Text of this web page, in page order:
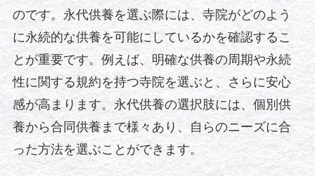
のです。永代供養を選ぶ際には、寺院がどのよう
に永続的な供養を可能にしているかを確認するこ
とが重要です。例えば、明確な供養の周期や永続
性に関する規約を持つ寺院を選ぶと、さらに安心
感が高まります。永代供養の選択肢には、個別供
養から合同供養まで様々あり、自らのニーズに合
った方法を選ぶことができます。